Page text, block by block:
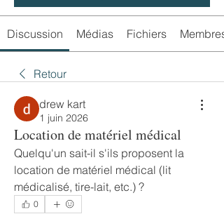
Discussion Médias Fichiers Membres
Retour
drew kart
1 juin 2026
Location de matériel médical
Quelqu'un sait-il s'ils proposent la
location de matériel médical (lit
médicalisé, tire-lait, etc.) ?
0